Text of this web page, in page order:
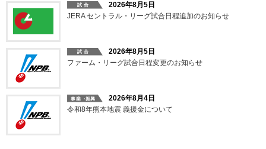
2026年8月5日
JERA セントラル・リーグ試合日程追加のお知らせ
2026年8月5日
ファーム・リーグ試合日程変更のお知らせ
2026年8月4日
令和8年熊本地震 義援金について